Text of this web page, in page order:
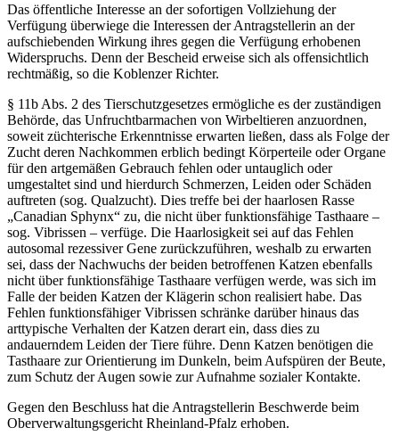
Das öffentliche Interesse an der sofortigen Vollziehung der
Verfügung überwiege die Interessen der Antragstellerin an der
aufschiebenden Wirkung ihres gegen die Verfügung erhobenen
Widerspruchs. Denn der Bescheid erweise sich als offensichtlich
rechtmäßig, so die Koblenzer Richter.
§ 11b Abs. 2 des Tierschutzgesetzes ermögliche es der zuständigen
Behörde, das Unfruchtbarmachen von Wirbeltieren anzuordnen,
soweit züchterische Erkenntnisse erwarten ließen, dass als Folge der
Zucht deren Nachkommen erblich bedingt Körperteile oder Organe
für den artgemäßen Gebrauch fehlen oder untauglich oder
umgestaltet sind und hierdurch Schmerzen, Leiden oder Schäden
auftreten (sog. Qualzucht). Dies treffe bei der haarlosen Rasse
„Canadian Sphynx“ zu, die nicht über funktionsfähige Tasthaare –
sog. Vibrissen – verfüge. Die Haarlosigkeit sei auf das Fehlen
autosomal rezessiver Gene zurückzuführen, weshalb zu erwarten
sei, dass der Nachwuchs der beiden betroffenen Katzen ebenfalls
nicht über funktionsfähige Tasthaare verfügen werde, was sich im
Falle der beiden Katzen der Klägerin schon realisiert habe. Das
Fehlen funktionsfähiger Vibrissen schränke darüber hinaus das
arttypische Verhalten der Katzen derart ein, dass dies zu
andauerndem Leiden der Tiere führe. Denn Katzen benötigen die
Tasthaare zur Orientierung im Dunkeln, beim Aufspüren der Beute,
zum Schutz der Augen sowie zur Aufnahme sozialer Kontakte.
Gegen den Beschluss hat die Antragstellerin Beschwerde beim
Oberverwaltungsgericht Rheinland-Pfalz erhoben.